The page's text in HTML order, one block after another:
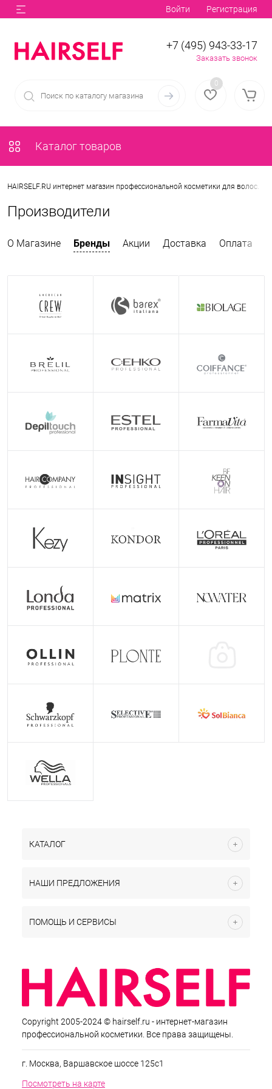
Войти Регистрация
+7 (495) 943-33-17
Заказать звонок
0
Каталог товаров
HAIRSELF.RU интернет магазин профессиональной косметики для волос.
Производители
О Магазине Бренды Акции Доставка Оплата
КАТАЛОГ
НАШИ ПРЕДЛОЖЕНИЯ
ПОМОЩЬ И СЕРВИСЫ
Copyright 2005-2024 © hairself.ru - интернет-магазин
профессиональной косметики. Все права защищены.
г. Москва, Варшавское шоссе 125с1
Посмотреть на карте